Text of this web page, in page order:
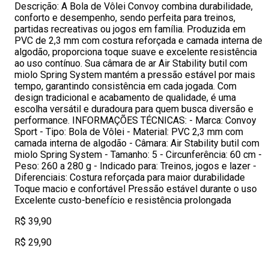
Descrição: A Bola de Vôlei Convoy combina durabilidade,
conforto e desempenho, sendo perfeita para treinos,
partidas recreativas ou jogos em família. Produzida em
PVC de 2,3 mm com costura reforçada e camada interna de
algodão, proporciona toque suave e excelente resistência
ao uso contínuo. Sua câmara de ar Air Stability butil com
miolo Spring System mantém a pressão estável por mais
tempo, garantindo consistência em cada jogada. Com
design tradicional e acabamento de qualidade, é uma
escolha versátil e duradoura para quem busca diversão e
performance. INFORMAÇÕES TÉCNICAS: - Marca: Convoy
Sport - Tipo: Bola de Vôlei - Material: PVC 2,3 mm com
camada interna de algodão - Câmara: Air Stability butil com
miolo Spring System - Tamanho: 5 - Circunferência: 60 cm -
Peso: 260 a 280 g - Indicado para: Treinos, jogos e lazer -
Diferenciais: Costura reforçada para maior durabilidade
Toque macio e confortável Pressão estável durante o uso
Excelente custo-benefício e resistência prolongada
R$ 39,90
R$ 29,90